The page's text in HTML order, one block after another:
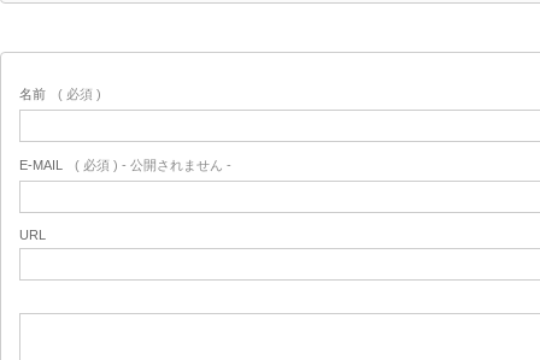
名前 ( 必須 )
E-MAIL ( 必須 ) - 公開されません -
URL